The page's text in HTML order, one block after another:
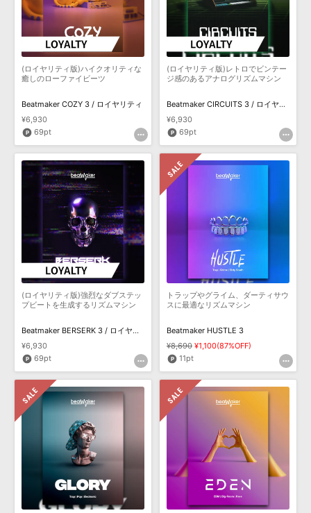
(ロイヤリティ版)ハイクオリティな
癒しのローファイビーツ
Beatmaker COZY 3 / ロイヤリティ
¥6,930
69pt
(ロイヤリティ版)レトロでビンテー
ジ感のあるアナログリズムマシン
Beatmaker CIRCUITS 3 / ロイヤリティ
¥6,930
69pt
(ロイヤリティ版)強烈なダブステッ
プビートを生成するリズムマシン
Beatmaker BERSERK 3 / ロイヤリティ
¥6,930
69pt
トラップやグライム、ダーティサウ
スに最適なリズムマシン
Beatmaker HUSTLE 3
¥8,690 ¥1,100(87%OFF)
11pt